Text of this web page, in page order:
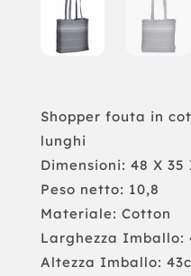
Shopper fouta in
lunghi
Dimensioni: 48 X 35
Peso netto: 10,8
Materiale: Cotton
Larghezza Imballo:
Altezza Imballo: